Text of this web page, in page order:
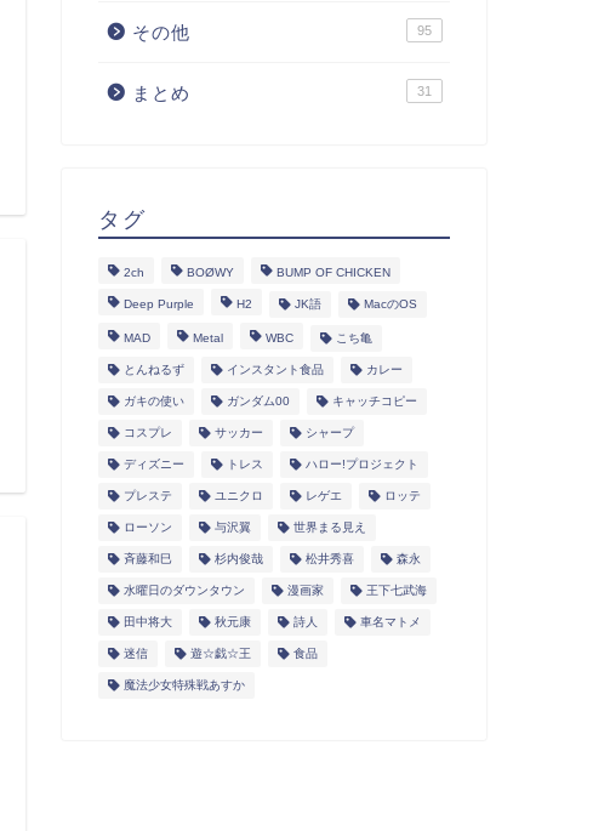
その他 95
まとめ 31
タグ
2ch BOØWY BUMP OF CHICKEN
Deep Purple H2 JK語 MacのOS
MAD Metal WBC こち亀
とんねるず インスタント食品 カレー
ガキの使い ガンダム00 キャッチコピー
コスプレ サッカー シャープ
ディズニー トレス ハロー!プロジェクト
プレステ ユニクロ レゲエ ロッテ
ローソン 与沢翼 世界まる見え
斉藤和巳 杉内俊哉 松井秀喜 森永
水曜日のダウンタウン 漫画家 王下七武海
田中将大 秋元康 詩人 車名マトメ
迷信 遊☆戯☆王 食品
魔法少女特殊戦あすか